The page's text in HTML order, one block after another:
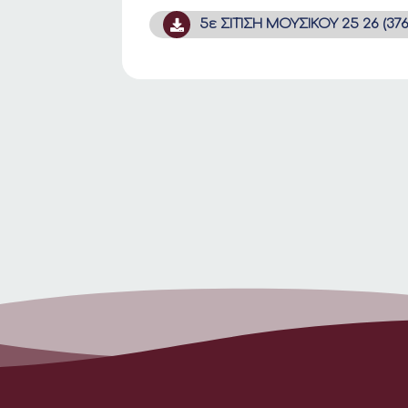
5ε ΣΙΤΙΣΗ ΜΟΥΣΙΚΟΥ 25 26